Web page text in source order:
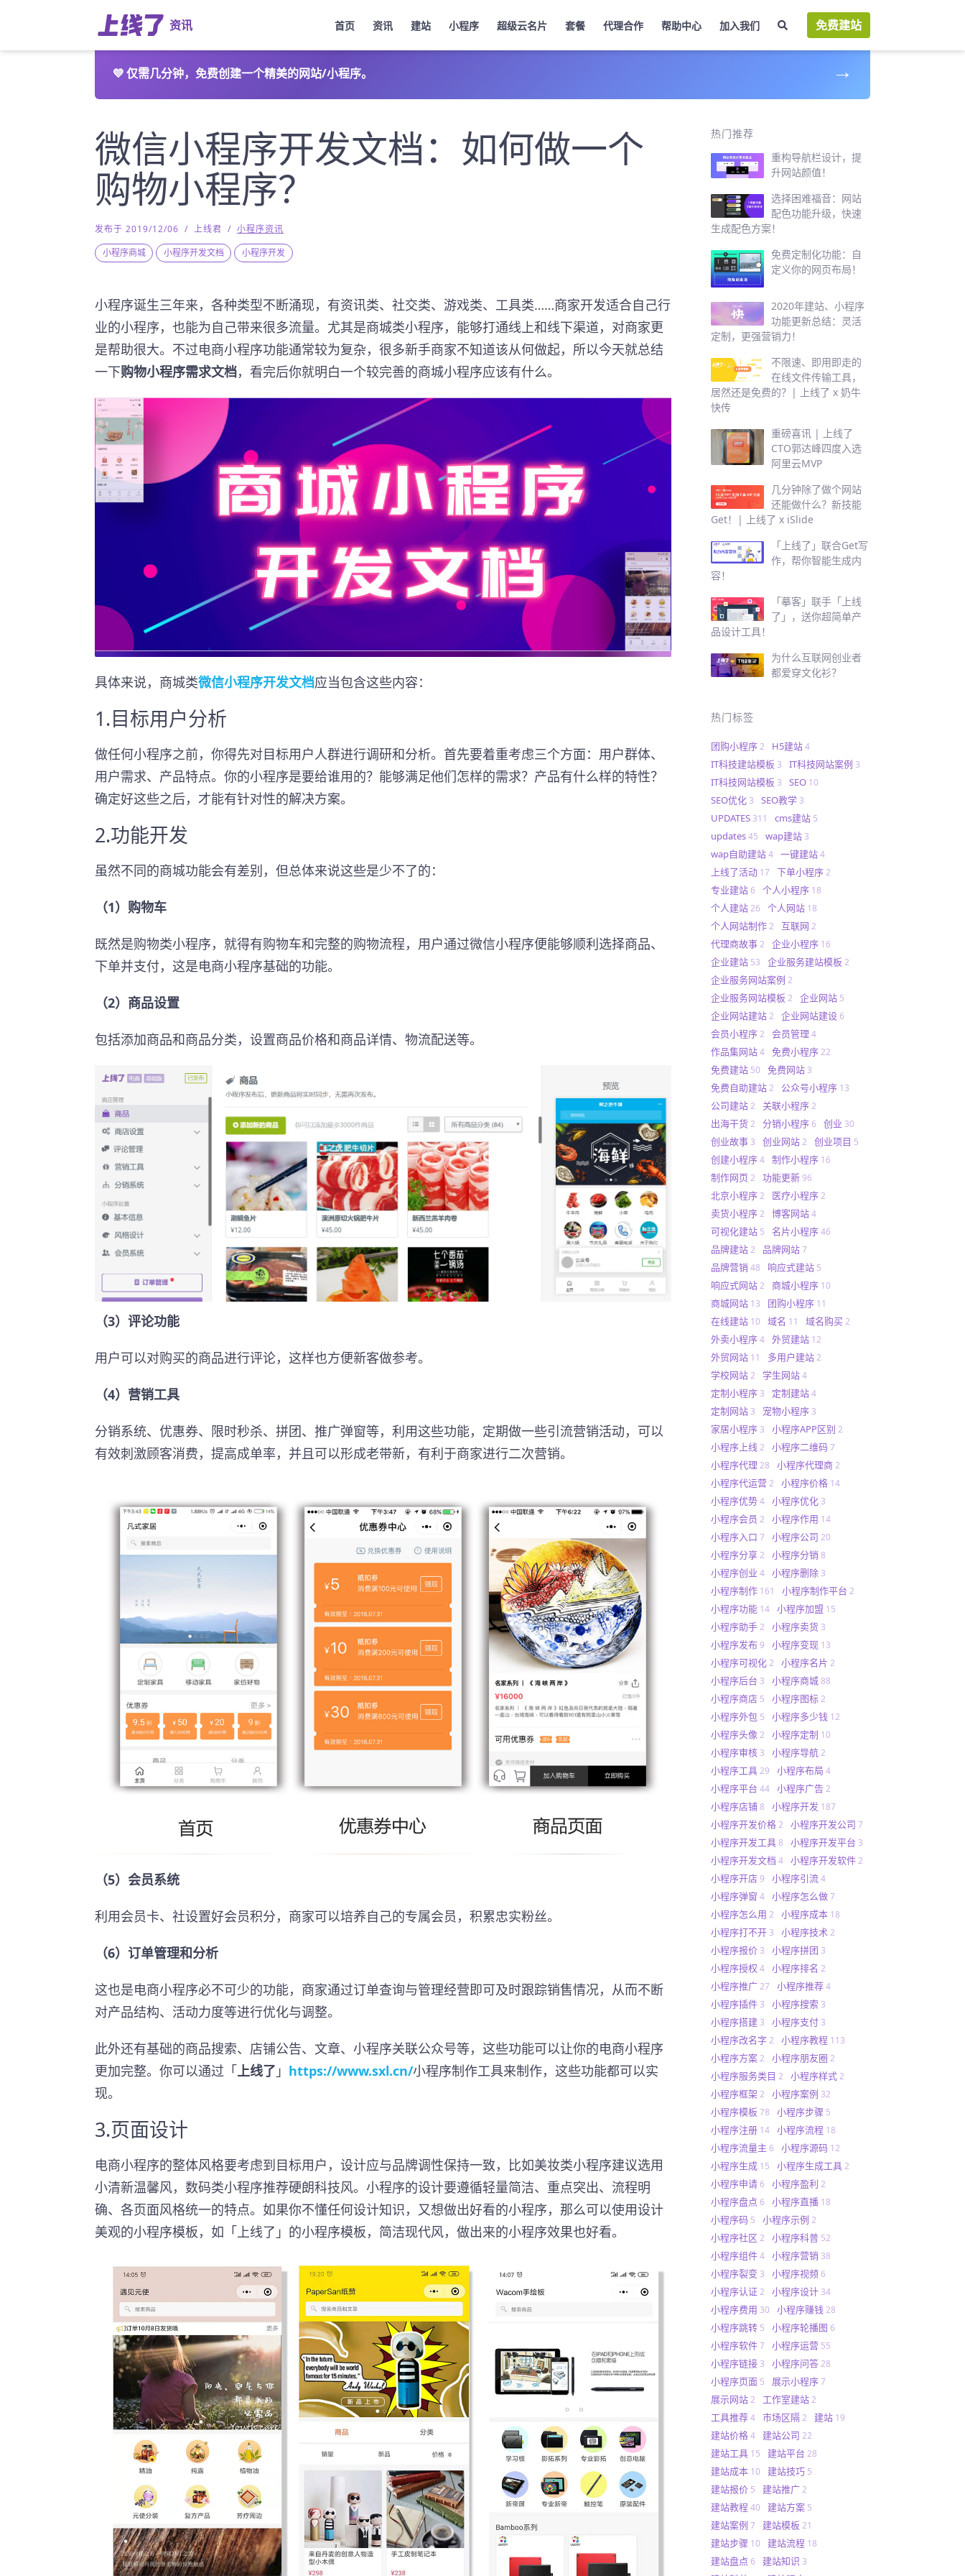
资讯 首页 资讯 建站 小程序 超级云名片 套餐 代理合作 帮助中心 加入我们 免费建站
💜仅需几分钟，免费创建一个精美的网站/小程序。 →
微信小程序开发文档：如何做一个
购物小程序？
发布于 2019/12/06 / 上线君 / 小程序资讯
小程序商城
小程序开发文档 小程序开发
小程序诞生三年来，各种类型不断涌现，有资讯类、社交类、游戏类、工具类……商家开发适合自己行
业的小程序，也能为自己带来很多流量。尤其是商城类小程序，能够打通线上和线下渠道，对商家更
是帮助很大。不过电商小程序功能通常较为复杂，很多新手商家不知道该从何做起，所以今天就总结
一下购物小程序需求文档，看完后你就明白一个较完善的商城小程序应该有什么。
具体来说，商城类微信小程序开发文档应当包含这些内容：
1.目标用户分析
做任何小程序之前，你得先对目标用户人群进行调研和分析。首先要着重考虑三个方面：用户群体、
用户需求、产品特点。你的小程序是要给谁用的？能够满足他们怎样的需求？产品有什么样的特性？
确定好这些之后，才能有针对性的解决方案。
2.功能开发
虽然不同的商城功能会有差别，但总体来说这些是少不了的：
（1）购物车
既然是购物类小程序，就得有购物车和完整的购物流程，用户通过微信小程序便能够顺利选择商品、
下单并支付，这是电商小程序基础的功能。
（2）商品设置
包括添加商品和商品分类，设置商品价格和商品详情、物流配送等。
（3）评论功能
用户可以对购买的商品进行评论，这样也方便新客做参考。
（4）营销工具
分销系统、优惠券、限时秒杀、拼团、推广弹窗等，利用这些功能，定期做一些引流营销活动，可以
有效刺激顾客消费，提高成单率，并且可以形成老带新，有利于商家进行二次营销。
（5）会员系统
利用会员卡、社设置好会员积分，商家可以培养自己的专属会员，积累忠实粉丝。
（6）订单管理和分析
这也是电商小程序必不可少的功能，商家通过订单查询与管理经营即可及时跟踪销售情况，从而不断
对产品结构、活动力度等进行优化与调整。
此外还有基础的商品搜索、店铺公告、文章、小程序关联公众号等，这些功能可以让你的电商小程序
更加完整。你可以通过「 上线了 」 https://www.sxl.cn/小程序制作工具来制作，这些功能都可以实
现。
3.页面设计
电商小程序的整体风格要考虑到目标用户，设计应与品牌调性保持一致，比如美妆类小程序建议选用
小清新温馨风，数码类小程序推荐硬朗科技风。小程序的设计要遵循轻量简洁、重点突出、流程明
确、各页面风格统一的特点。如果你不懂任何设计知识，又想做出好看的小程序，那么可以使用设计
美观的小程序模板，如「上线了」的小程序模板，简洁现代风，做出来的小程序效果也好看。
热门推荐
重构导航栏设计，提
升网站颜值！
选择困难福音：网站
配色功能升级，快速
生成配色方案！
免费定制化功能：自
定义你的网页布局！
2020年建站、小程序
功能更新总结：灵活
定制，更强营销力！
不限速、即用即走的
在线文件传输工具，
居然还是免费的？| 上线了 x 奶牛
快传
重磅喜讯 | 上线了
CTO郭达峰四度入选
阿里云MVP
几分钟除了做个网站
还能做什么？新技能
Get！| 上线了 x iSlide
「上线了」联合Get写
作，帮你智能生成内
容！
「摹客」联手「上线
了」，送你超简单产
品设计工具！
为什么互联网创业者
都爱穿文化衫？
热门标签
团购小程序 2 H5建站 4
IT科技建站模板 3 IT科技网站案例 3
IT科技网站模板 3 SEO 10
SEO优化 3 SEO教学 3
UPDATES 311 cms建站 5
updates 45 wap建站 3
wap自助建站 4 一键建站 4
上线了活动 17 下单小程序 2
专业建站 6 个人小程序 18
个人建站 26 个人网站 18
个人网站制作 2 互联网 2
代理商故事 2 企业小程序 16
企业建站 53 企业服务建站模板 2
企业服务网站案例 2
企业服务网站模板 2 企业网站 5
企业网站建站 2 企业网站建设 6
会员小程序 2 会员管理 4
作品集网站 4 免费小程序 22
免费建站 50 免费网站 3
免费自助建站 2 公众号小程序 13
公司建站 2 关联小程序 2
出海干货 2 分销小程序 6 创业 30
创业故事 3 创业网站 2 创业项目 5
创建小程序 4 制作小程序 16
制作网页 2 功能更新 96
北京小程序 2 医疗小程序 2
卖货小程序 2 博客网站 4
可视化建站 5 名片小程序 46
品牌建站 2 品牌网站 7
品牌营销 48 响应式建站 5
响应式网站 2 商城小程序 10
商城网站 13 团购小程序 11
在线建站 10 域名 11 域名购买 2
外卖小程序 4 外贸建站 12
外贸网站 11 多用户建站 2
学校网站 2 学生网站 4
定制小程序 3 定制建站 4
定制网站 3 宠物小程序 3
家居小程序 3 小程序APP区别 2
小程序上线 2 小程序二维码 7
小程序代理 28 小程序代理商 2
小程序代运营 2 小程序价格 14
小程序优势 4 小程序优化 3
小程序会员 2 小程序作用 14
小程序入口 7 小程序公司 20
小程序分享 2 小程序分销 8
小程序创业 4 小程序删除 3
小程序制作 161 小程序制作平台 2
小程序功能 14 小程序加盟 15
小程序助手 2 小程序卖货 3
小程序发布 9 小程序变现 13
小程序可视化 2 小程序名片 2
小程序后台 3 小程序商城 88
小程序商店 5 小程序图标 2
小程序外包 5 小程序多少钱 12
小程序头像 2 小程序定制 10
小程序审核 3 小程序导航 2
小程序工具 29 小程序布局 4
小程序平台 44 小程序广告 2
小程序店铺 8 小程序开发 187
小程序开发价格 2 小程序开发公司 7
小程序开发工具 8 小程序开发平台 3
小程序开发文档 4 小程序开发软件 2
小程序开店 9 小程序引流 4
小程序弹窗 4 小程序怎么做 7
小程序怎么用 2 小程序成本 18
小程序打不开 3 小程序技术 2
小程序报价 3 小程序拼团 3
小程序授权 4 小程序排名 2
小程序推广 27 小程序推荐 4
小程序插件 3 小程序搜索 3
小程序搭建 3 小程序支付 3
小程序改名字 2 小程序教程 113
小程序方案 2 小程序朋友圈 2
小程序服务类目 2 小程序样式 2
小程序框架 2 小程序案例 32
小程序模板 78 小程序步骤 5
小程序注册 14 小程序流程 18
小程序流量主 6 小程序源码 12
小程序生成 15 小程序生成工具 2
小程序申请 6 小程序盈利 2
小程序盘点 6 小程序直播 18
小程序码 5 小程序示例 2
小程序社区 2 小程序科普 52
小程序组件 4 小程序营销 38
小程序裂变 3 小程序视频 6
小程序认证 2 小程序设计 34
小程序费用 30 小程序赚钱 28
小程序跳转 5 小程序轮播图 6
小程序软件 7 小程序运营 55
小程序链接 3 小程序问答 28
小程序页面 5 展示小程序 7
展示网站 2 工作室建站 2
工具推荐 4 市场区隔 2 建站 19
建站价格 4 建站公司 22
建站工具 15 建站平台 28
建站成本 10 建站技巧 5
建站报价 5 建站推广 2
建站教程 40 建站方案 5
建站案例 7 建站模板 21
建站步骤 10 建站流程 18
建站盘点 6 建站知识 3